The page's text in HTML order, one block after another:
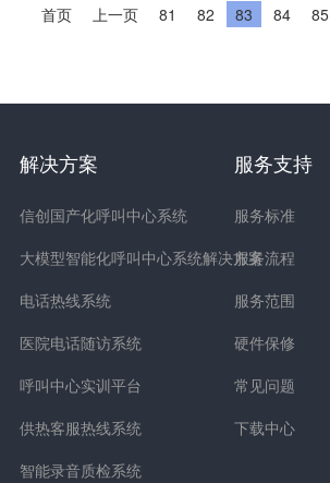
首页 上一页 81 82 83 84 85
解决方案
信创国产化呼叫中心系统
大模型智能化呼叫中心系统解决方案
电话热线系统
医院电话随访系统
呼叫中心实训平台
供热客服热线系统
智能录音质检系统
服务支持
服务标准
服务流程
服务范围
硬件保修
常见问题
下载中心